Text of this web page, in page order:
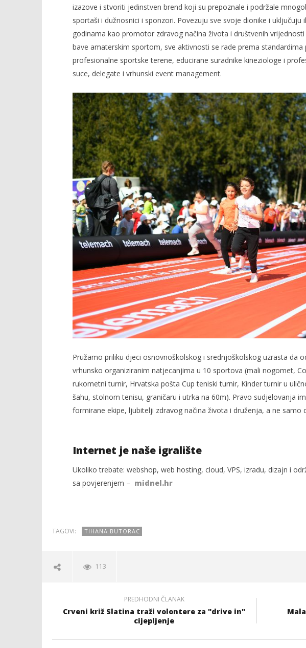
izazove i stvoriti jedinstven brend koji su prepoznale i podržale
sportaši i dužnosnici i sponzori. Povezuju sve svoje dionike i uključuju
godinama kao promotor zdravog načina života i društvenih
bave amaterskim sportom, sve aktivnosti se rade prema
profesionalne sportske terene, educirane suradnike kineziologe i
suce, delegate i vrhunski event management.
Pružamo priliku djeci osnovnoškolskog i srednjoškolskog uzrasta da
vrhunsko organiziranim natjecanjima u 10 sportova (mali nogomet,
rukometni turnir, Hrvatska pošta Cup teniski turnir, Kinder turnir u
šahu, stolnom tenisu, graničaru i utrka na 60m). Pravo sudjelovanja
formirane ekipe, ljubitelji zdravog načina života i druženja, a ne
Internet je naše igralište
Ukoliko trebate: webshop, web hosting, cloud, VPS, izradu, dizajn i
sa povjerenjem – midnel.hr
TAGOVI: TIHANA BUTORAC
113
PREDHODNI ČLANAK
Crveni križ Slatina traži volontere za "drive in"
cijepljenje